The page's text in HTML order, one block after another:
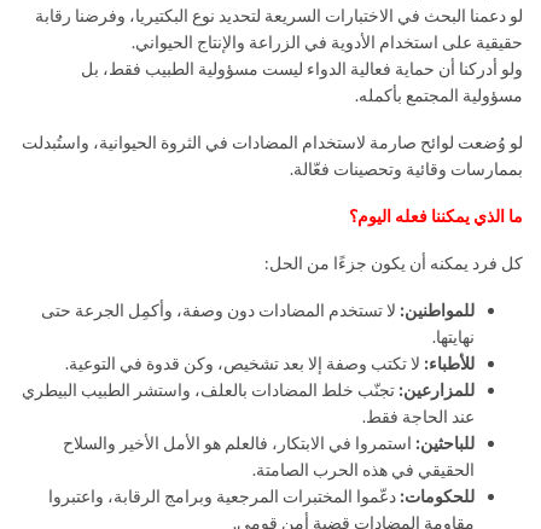
لو دعمنا البحث في الاختبارات السريعة لتحديد نوع البكتيريا، وفرضنا رقابة
حقيقية على استخدام الأدوية في الزراعة والإنتاج الحيواني.
ولو أدركنا أن حماية فعالية الدواء ليست مسؤولية الطبيب فقط، بل
مسؤولية المجتمع بأكمله.
لو وُضعت لوائح صارمة لاستخدام المضادات في الثروة الحيوانية، واستُبدلت
بممارسات وقائية وتحصينات فعّالة.
ما الذي يمكننا فعله اليوم؟
كل فرد يمكنه أن يكون جزءًا من الحل:
للمواطنين: لا تستخدم المضادات دون وصفة، وأكمِل الجرعة حتى
نهايتها.
للأطباء: لا تكتب وصفة إلا بعد تشخيص، وكن قدوة في التوعية.
للمزارعين: تجنّب خلط المضادات بالعلف، واستشر الطبيب البيطري
عند الحاجة فقط.
للباحثين: استمروا في الابتكار، فالعلم هو الأمل الأخير والسلاح
الحقيقي في هذه الحرب الصامتة.
للحكومات: دعّموا المختبرات المرجعية وبرامج الرقابة، واعتبروا
مقاومة المضادات قضية أمن قومي.